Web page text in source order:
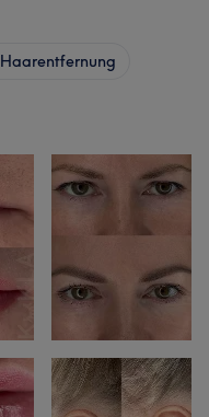
Haarentfernung